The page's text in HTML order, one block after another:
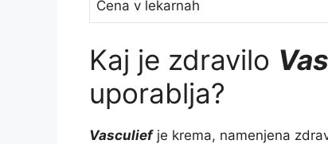
Cena v lekarnah
Kaj je zdravilo
uporablja?
Vasculiefje krema, namenjena